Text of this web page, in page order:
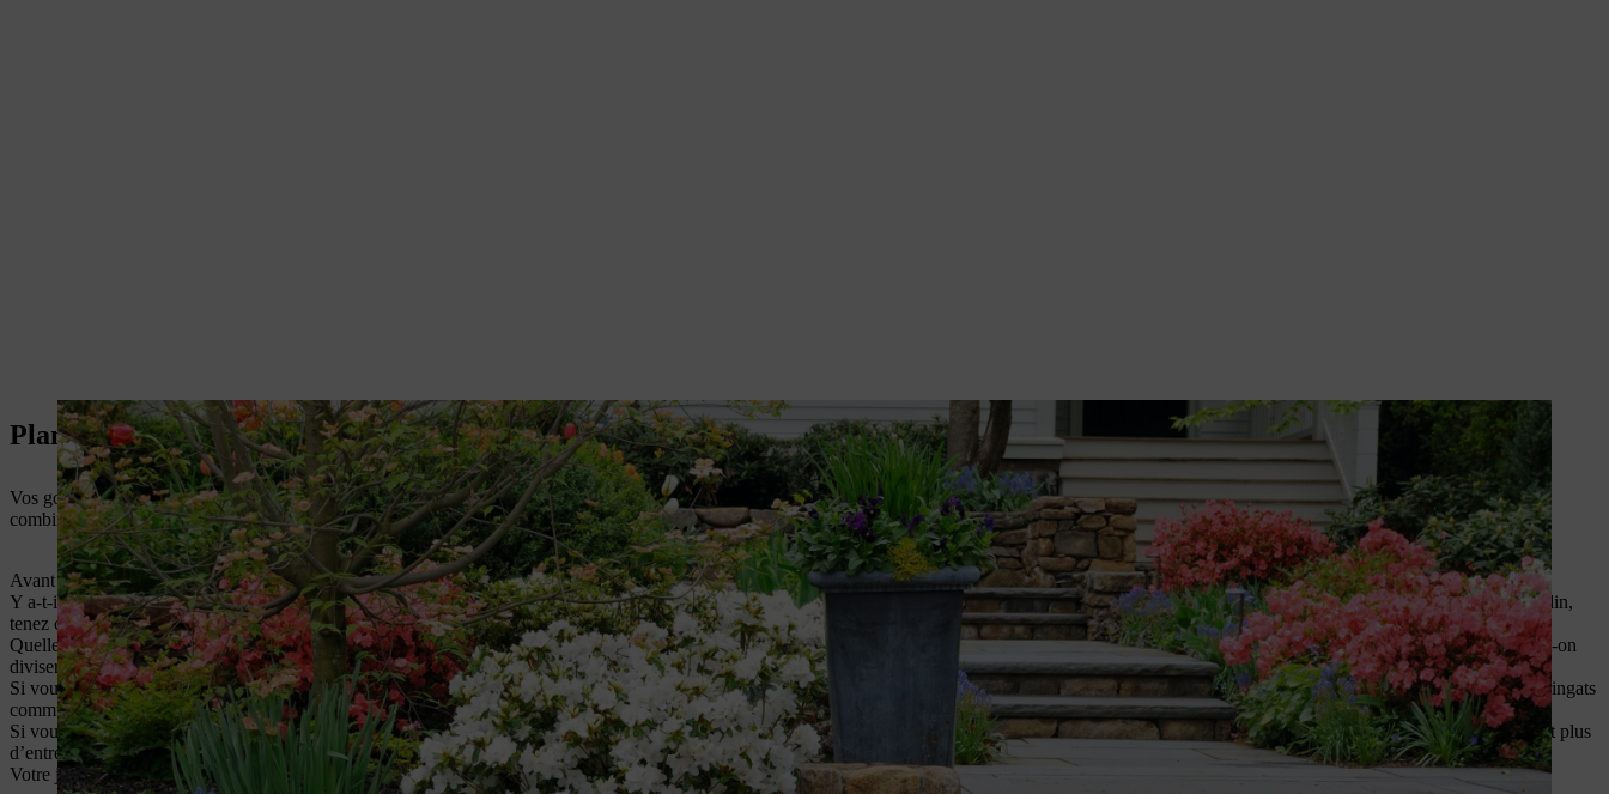
Planifier un jardin de façade
Vos goûts et préférences jouent un rôle décisif dans l’aménagement de votre jardin. Vous pouvez opter pour un style particulier ou au contraire jouer de différentes
combinaisons. Certains aspects pratiques entrent en ligne de compte, comme le fait conserver une surface praticable et de sélectionner les plantes adéquates.
Avant de vous lancer et pour tout bien planifier, voici quelques questions à vous poser.
Y a-t-il suffisamment de place pour les arbres ou les petites plantes sont-elles la variante la plus adaptée ? Pour que les plantes ne se perdent dans un grand jardin de façade ou n’encombrent trop un petit jardin,
tenez compte de la surface disponible lors du choix des plantes.
Quelles allées de jardin doivent être aménagées et quelle doit être leur largeur ? Un abri pour les poubelles ou les vélos est-il prévu ? Où se trouve la boîte aux lettres ? Lors de l'aménagement du jardin, peut-on
diviser celui-ci en différentes zones ? Faut-il prévoir des endroits pour s’asseoir et des possibilités de rangement pour les sacs de courses ?
Si vous n’avez pas beaucoup de temps à consacrer à votre jardin, aménagez-le avec des arbustes robustes et faciles d’entretien (géraniums, hémérocalles, heuchères) et des arbustes (cornouillers, troènes, seringats
communs). Vous économisez ainsi non seulement un temps précieux, mais aussi de l’eau d’arrosage et de l’énergie.
Si vous souhaitez que votre jardin reste feuillu en hiver, plantez-le avec des variétés à feuilles persistantes. Les plantes annuelles sont idéales pour apporter une touche saisonnière, mais nécessitent également plus
d’entretien que les plantes vivaces.
Votre jardin est-il ensoleillé ou ombragé ? Le choix des bons emplacements est essentiel à la bonne croissance des plantes. C’est important lorsque vous planifiez votre jardin.